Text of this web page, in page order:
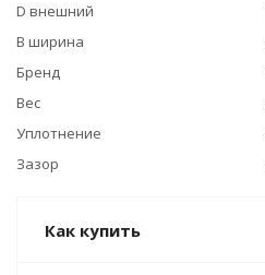
D внешний
B ширина
Бренд
Вес
Уплотнение
Зазор
Как купить